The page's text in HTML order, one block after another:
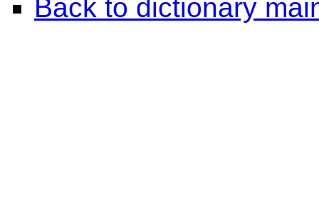
Back to dictionary